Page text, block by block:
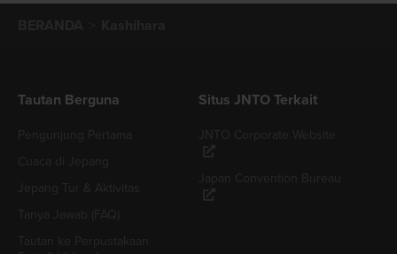
Tautan Berguna Situs JNTO Terkait